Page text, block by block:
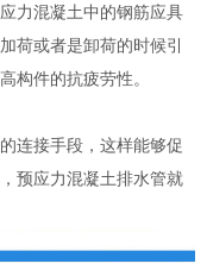
力混凝土中的钢筋应具
荷或者是卸荷的时候引
构件的抗疲劳性。
连接手段，这样能够促
预应力混凝土排水管就